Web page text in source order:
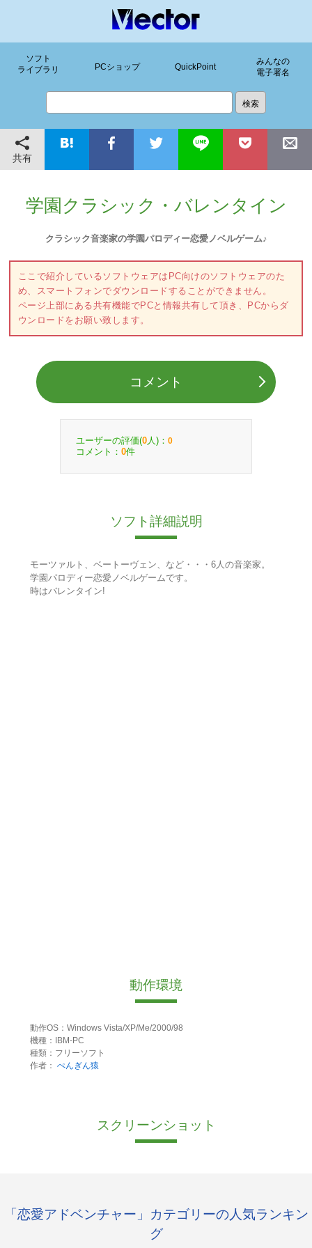
ソフト
ライブラリ
PCショップ QuickPoint
みんなの
電子署名
共有
学園クラシック・バレンタイン
クラシック音楽家の学園パロディー恋愛ノベルゲーム♪
ここで紹介しているソフトウェアはPC向けのソフトウェアのた
め、スマートフォンでダウンロードすることができません。
ページ上部にある共有機能でPCと情報共有して頂き、PCからダ
ウンロードをお願い致します。
コメント
ユーザーの評価(0 人)： 0
コメント： 0件
ソフト詳細説明
モーツァルト、ベートーヴェン、など・・・6人の音楽家。
学園パロディー恋愛ノベルゲームです。
時はバレンタイン!
動作環境
動作OS：Windows Vista/XP/Me/2000/98
機種：IBM-PC
種類：フリーソフト
作者： ぺんぎん猿
スクリーンショット
「恋愛アドベンチャー」カテゴリーの人気ランキン
グ